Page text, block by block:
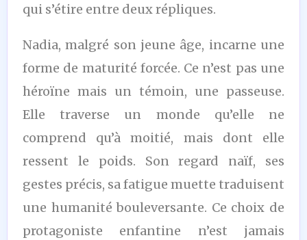
qui s’étire entre deux répliques.
Nadia, malgré son jeune âge, incarne une
forme de maturité forcée. Ce n’est pas une
héroïne mais un témoin, une passeuse.
Elle traverse un monde qu’elle ne
comprend qu’à moitié, mais dont elle
ressent le poids. Son regard naïf, ses
gestes précis, sa fatigue muette traduisent
une humanité bouleversante. Ce choix de
protagoniste enfantine n’est jamais